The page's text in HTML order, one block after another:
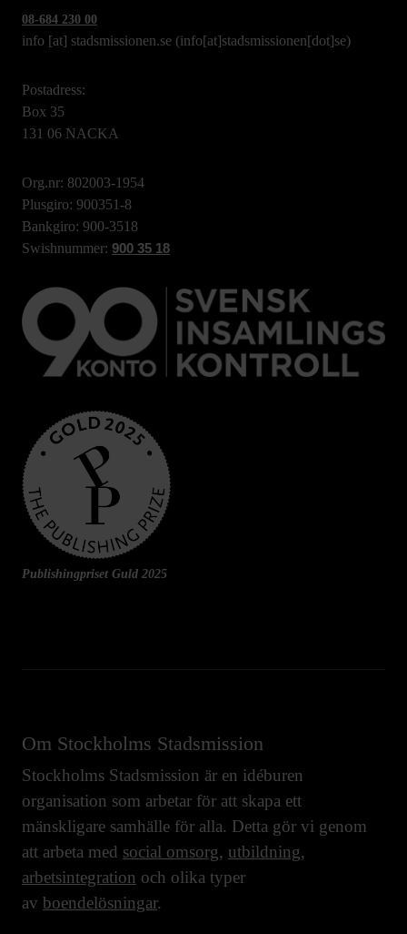
08-684 230 00
info [at] stadsmissionen.se (info[at]stadsmissionen[dot]se)
Postadress:
Box 35
131 06 NACKA
Org.nr: 802003-1954
Plusgiro: 900351-8
Bankgiro: 900-3518
Swishnummer: 900 35 18
Publishingpriset Guld 2025
Om Stockholms Stadsmission
Stockholms Stadsmission är en idéburen
organisation som arbetar för att skapa ett
mänskligare samhälle för alla. Detta gör vi genom
att arbeta med social omsorg, utbildning,
arbetsintegration och olika typer
av boendelösningar.